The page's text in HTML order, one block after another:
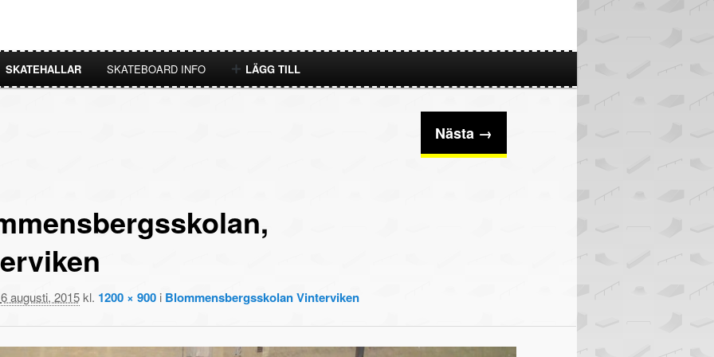
SKATEHALLAR SKATEBOARD INFO LÄGG TILL
Nästa →
6 augusti, 2015kl. 1200 × 900i Blommensbergsskolan Vinterviken